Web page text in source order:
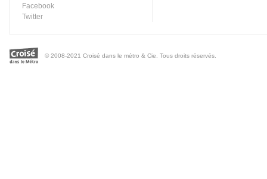
Facebook
Twitter
© 2008-2021 Croisé dans le métro & Cie. Tous droits réservés.